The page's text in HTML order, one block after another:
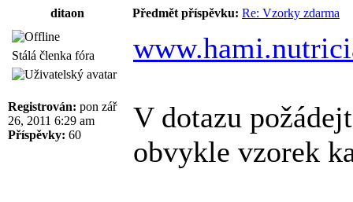
ditaon
Předmět příspěvku: Re: Vzorky zdarma
Stálá členka fóra
Registrován: pon zář
26, 2011 6:29 am
Příspěvky: 60
V dotazu
obvykle vzorek